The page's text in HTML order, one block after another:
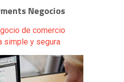
Negocios
de comercio
simple y segura